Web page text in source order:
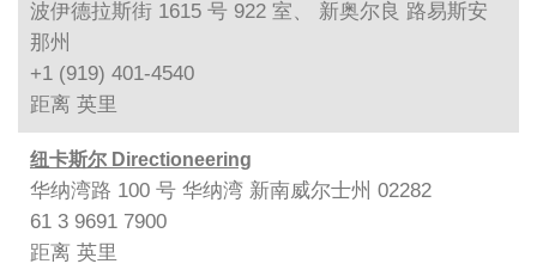
波伊德拉斯街 1615 号 922 室、 新奥尔良 路易斯安
那州
+1 (919) 401-4540
距离 英里
纽卡斯尔 Directioneering
华纳湾路 100 号 华纳湾 新南威尔士州 02282
61 3 9691 7900
距离 英里